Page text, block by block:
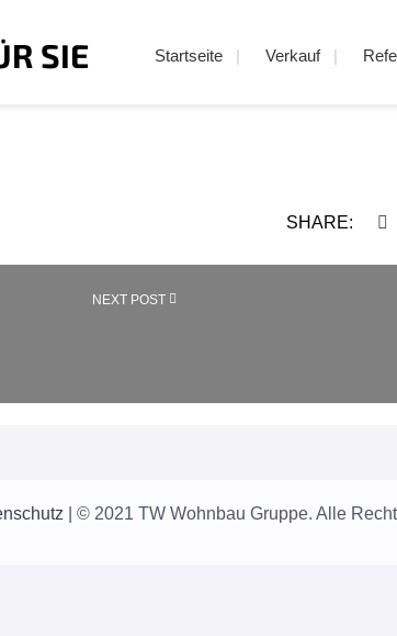
Startseite Verkauf
SHARE:
NEXT POST
| © 2021 TW Wohnbau Gruppe. Alle